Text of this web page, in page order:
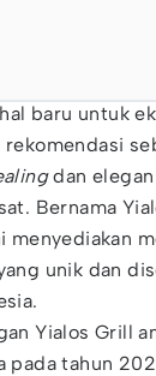
baru untuk
dan elegan
Bernama
menyediakan
unik dan
Yialos Grill
pada tahun